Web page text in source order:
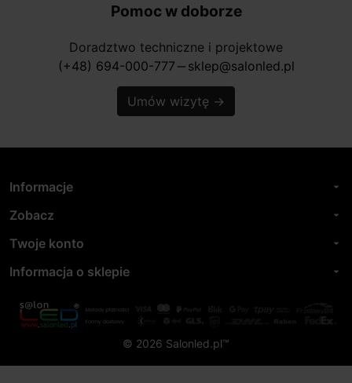
Pomoc w doborze
Doradztwo techniczne i projektowe
(+48) 694-000-777 horizontal_rule sklep@salonled.pl
Umów wizytę →
Informacje arrow_drop_down
Zobacz arrow_drop_down
Twoje konto arrow_drop_down
Informacja o sklepie arrow_drop_down
© 2026 Salonled.pl™